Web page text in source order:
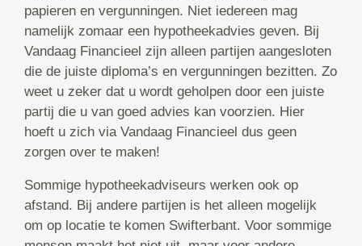
papieren en vergunningen. Niet iedereen mag
namelijk zomaar een hypotheekadvies geven. Bij
Vandaag Financieel zijn alleen partijen aangesloten
die de juiste diploma’s en vergunningen bezitten. Zo
weet u zeker dat u wordt geholpen door een juiste
partij die u van goed advies kan voorzien. Hier
hoeft u zich via Vandaag Financieel dus geen
zorgen over te maken!
Sommige hypotheekadviseurs werken ook op
afstand. Bij andere partijen is het alleen mogelijk
om op locatie te komen Swifterbant. Voor sommige